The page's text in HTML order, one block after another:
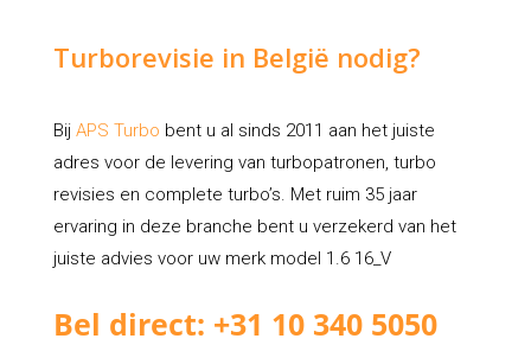
Turborevisie in België nodig?
Bij APS Turbo bent u al sinds 2011 aan het juiste
adres voor de levering van turbopatronen, turbo
revisies en complete turbo’s. Met ruim 35 jaar
ervaring in deze branche bent u verzekerd van het
juiste advies voor uw merk model 1.6 16_V
Bel direct: +31 10 340 5050